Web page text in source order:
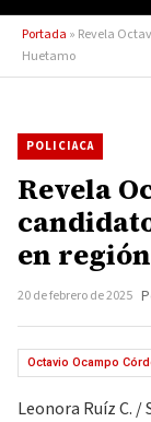
Portada » Revela
Huetamo
POLICIACA
Revela
en
20 de febrero de 2025
Octavio Ocampo
Leonora Ruíz C. /